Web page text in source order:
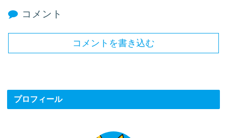
コメント
コメントを書き込む
プロフィール